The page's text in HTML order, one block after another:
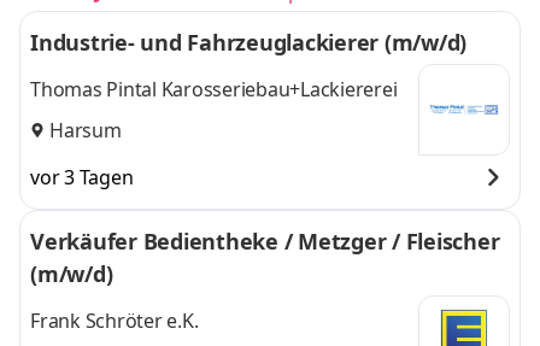
Industrie- und Fahrzeuglackierer (m/w/d)
Thomas Pintal Karosseriebau+Lackiererei
Harsum
vor 3 Tagen
Verkäufer Bedientheke / Metzger / Fleischer
(m/w/d)
Frank Schröter e.K.